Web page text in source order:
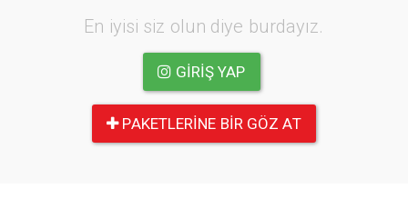
En iyisi siz olun diye burdayız.
GIRIŞ YAP
PAKETLERINE BIR GÖZ AT